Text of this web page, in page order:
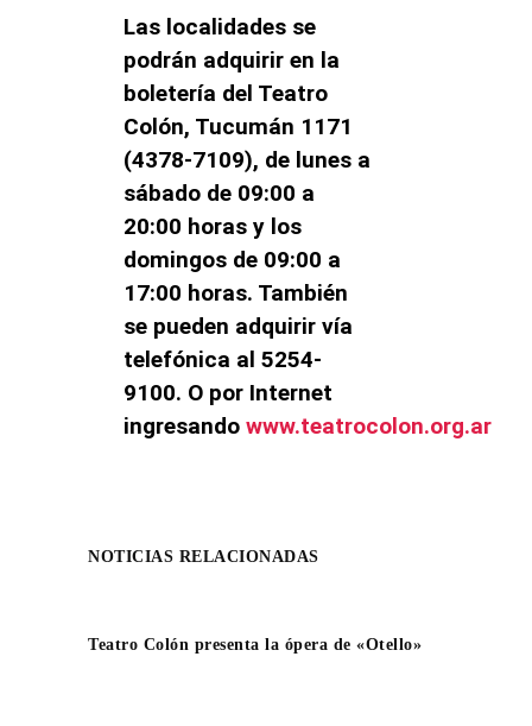
Las localidades se
podrán adquirir en la
boletería del Teatro
Colón, Tucumán 1171
(4378-7109), de lunes a
sábado de 09:00 a
20:00 horas y los
domingos de 09:00 a
17:00 horas. También
se pueden adquirir vía
telefónica al 5254-
9100. O por Internet
ingresando www.teatrocolon.org.ar
NOTICIAS RELACIONADAS
Teatro Colón presenta la ópera de «Otello»